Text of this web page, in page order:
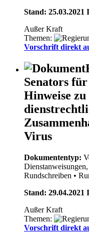
Stand:
Außer Kraft
Themen:
Vorschrift direkt
Senators
Hinweise
Virus
Dokumententyp:
Rundschreiben •
Stand: 29.04.2021
Außer Kraft
Themen:
Vorschrift direkt